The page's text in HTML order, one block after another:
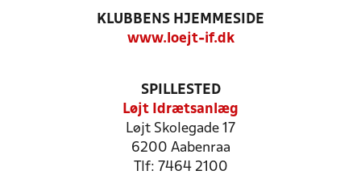
KLUBBENS HJEMMESIDE
www.loejt-if.dk
SPILLESTED
Løjt Idrætsanlæg
Løjt Skolegade 17
6200 Aabenraa
Tlf: 7464 2100